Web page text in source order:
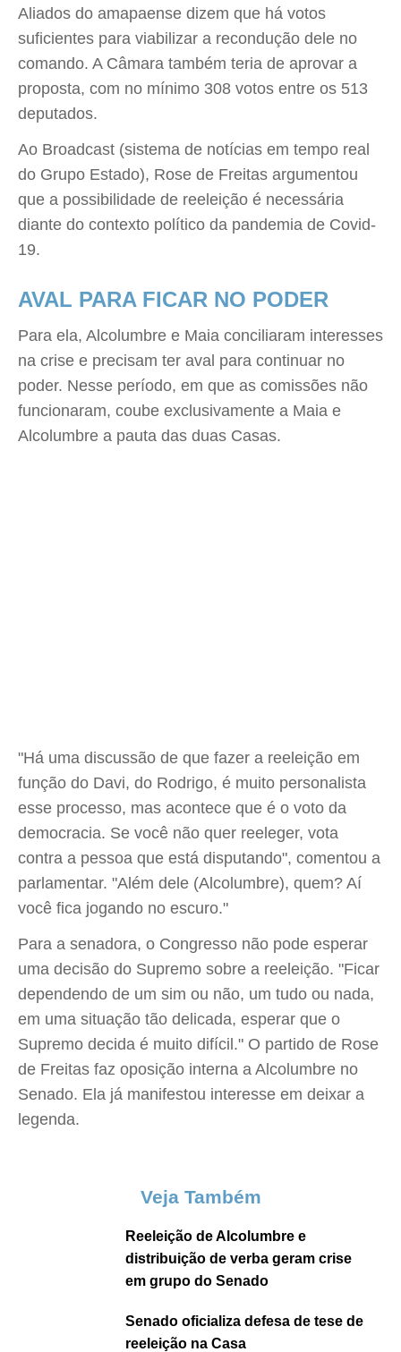
Aliados do amapaense dizem que há votos
suficientes para viabilizar a recondução dele no
comando. A Câmara também teria de aprovar a
proposta, com no mínimo 308 votos entre os 513
deputados.
Ao Broadcast (sistema de notícias em tempo real
do Grupo Estado), Rose de Freitas argumentou
que a possibilidade de reeleição é necessária
diante do contexto político da pandemia de Covid-
19.
AVAL PARA FICAR NO PODER
Para ela, Alcolumbre e Maia conciliaram interesses
na crise e precisam ter aval para continuar no
poder. Nesse período, em que as comissões não
funcionaram, coube exclusivamente a Maia e
Alcolumbre a pauta das duas Casas.
"Há uma discussão de que fazer a reeleição em
função do Davi, do Rodrigo, é muito personalista
esse processo, mas acontece que é o voto da
democracia. Se você não quer reeleger, vota
contra a pessoa que está disputando", comentou a
parlamentar. "Além dele (Alcolumbre), quem? Aí
você fica jogando no escuro."
Para a senadora, o Congresso não pode esperar
uma decisão do Supremo sobre a reeleição. "Ficar
dependendo de um sim ou não, um tudo ou nada,
em uma situação tão delicada, esperar que o
Supremo decida é muito difícil." O partido de Rose
de Freitas faz oposição interna a Alcolumbre no
Senado. Ela já manifestou interesse em deixar a
legenda.
Veja Também
Reeleição de Alcolumbre e
distribuição de verba geram crise
em grupo do Senado
Senado oficializa defesa de tese de
reeleição na Casa